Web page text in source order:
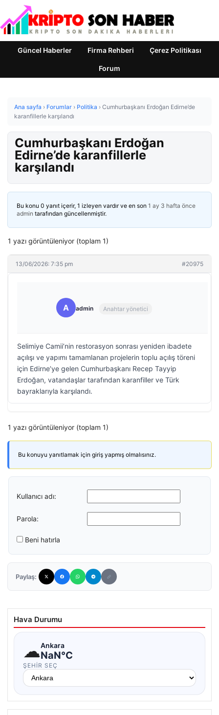
Güncel Haberler Firma Rehberi Çerez Politikası
Forum
Ana sayfa › Forumlar › Politika › Cumhurbaşkanı Erdoğan Edirne’de
karanfillerle karşılandı
Cumhurbaşkanı Erdoğan
Edirne’de karanfillerle
karşılandı
Bu konu 0 yanıt içerir, 1 izleyen vardır ve en son 1 ay 3 hafta önce
admin tarafından güncellenmiştir.
1 yazı görüntüleniyor (toplam 1)
13/06/2026: 7:35 pm #20975
A admin Anahtar yönetici
Selimiye Camii’nin restorasyon sonrası yeniden ibadete
açılışı ve yapımı tamamlanan projelerin toplu açılış töreni
için Edirne’ye gelen Cumhurbaşkanı Recep Tayyip
Erdoğan, vatandaşlar tarafından karanfiller ve Türk
bayraklarıyla karşılandı.
1 yazı görüntüleniyor (toplam 1)
Bu konuyu yanıtlamak için giriş yapmış olmalısınız.
Kullanıcı adı:
Parola:
Beni hatırla
Paylaş:
Hava Durumu
☁Ankara
NaN°C
ŞEHIR SEÇ